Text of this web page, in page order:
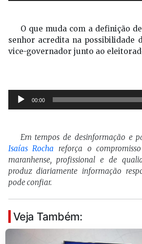
de
O que muda com a definição
senhor acredita na possibilidade
vice-governador junto ao
Tocador
de
00:00
Em tempos de desinformação e
Isaías Rocha reforça o
maranhense, profissional e de
produz diariamente informação
pode confiar.
Veja Também: